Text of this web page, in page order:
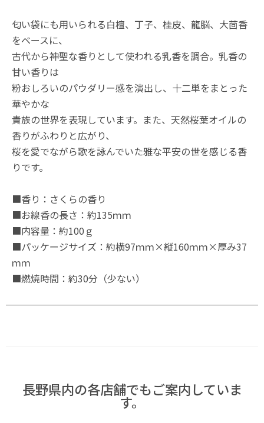
匂い袋にも用いられる白檀、丁子、桂皮、龍脳、大茴香
をベースに、
古代から神聖な香りとして使われる乳香を調合。乳香の
甘い香りは
粉おしろいのパウダリー感を演出し、十二単をまとった
華やかな
貴族の世界を表現しています。また、天然桜葉オイルの
香りがふわりと広がり、
桜を愛でながら歌を詠んでいた雅な平安の世を感じる香
りです。
■香り：さくらの香り
■お線香の長さ：約135ｍｍ
■内容量：約100ｇ
■パッケージサイズ：約横97ｍｍ×縦160ｍｍ×厚み37
ｍｍ
■燃焼時間：約30分（少ない）
長野県内の各店舗でもご案内していま
す。